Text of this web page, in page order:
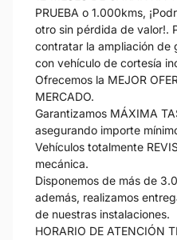
PRUEBA o 1.000kms,
otro sin pérdida de valor!.
contratar la ampliación de
con vehículo de cortesía
Ofrecemos la MEJOR
MERCADO.
Garantizamos MÁXIMA
asegurando importe
Vehículos totalmente
mecánica.
Disponemos de más de
además, realizamos
de nuestras instalaciones.
HORARIO DE ATENCIÓN